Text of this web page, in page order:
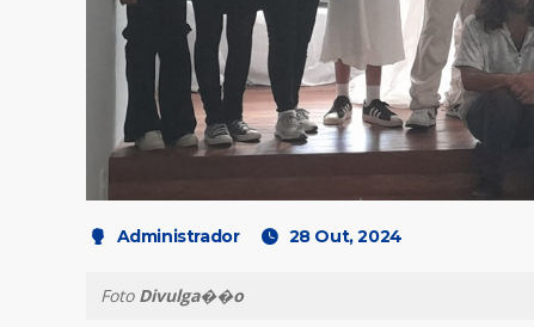
Administrador 28 Out, 2024
Foto Divulga��o